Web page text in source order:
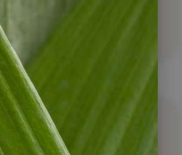
Blog Artikel
Themen sortiert